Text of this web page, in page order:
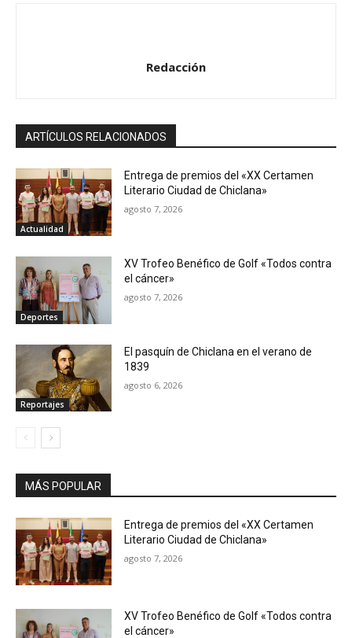
Redacción
ARTÍCULOS RELACIONADOS
Actualidad
Entrega de premios del «XX Certamen
Literario Ciudad de Chiclana»
agosto 7, 2026
Deportes
XV Trofeo Benéfico de Golf «Todos contra
el cáncer»
agosto 7, 2026
Reportajes
El pasquín de Chiclana en el verano de
1839
agosto 6, 2026
MÁS POPULAR
Entrega de premios del «XX Certamen
Literario Ciudad de Chiclana»
agosto 7, 2026
XV Trofeo Benéfico de Golf «Todos contra
el cáncer»